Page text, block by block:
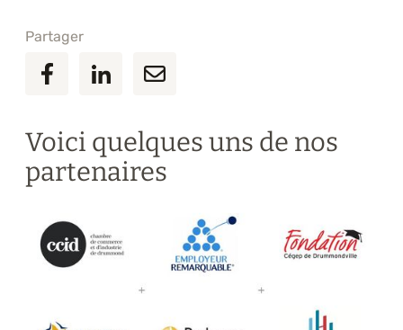
Partager
Voici quelques uns de nos
partenaires